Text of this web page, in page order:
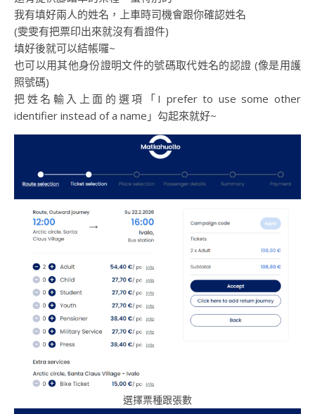
我有填好兩人的姓名，上車時司機會跟你確認姓名
(雯雯有把票印出來就沒有看證件)
填好後就可以結帳囉~
也可以用其他身份證明文件的號碼取代姓名的認證 (像是用護
照號碼)
把姓名輸入上面的選項「I prefer to use some other
identifier instead of a name」勾起來就好~
選擇票種跟張數